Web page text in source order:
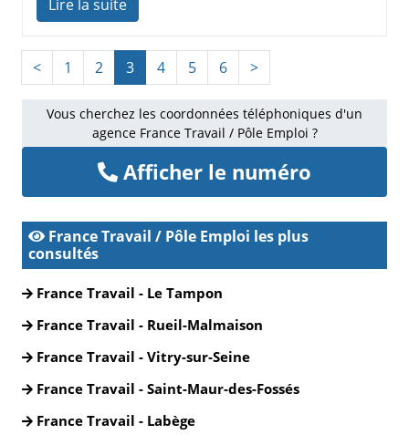
Lire la suite
< 1 2 3 4 5 6 >
Vous cherchez les coordonnées téléphoniques d'un
agence France Travail / Pôle Emploi ?
Afficher le numéro
France Travail / Pôle Emploi les plus
consultés
France Travail - Le Tampon
France Travail - Rueil-Malmaison
France Travail - Vitry-sur-Seine
France Travail - Saint-Maur-des-Fossés
France Travail - Labège